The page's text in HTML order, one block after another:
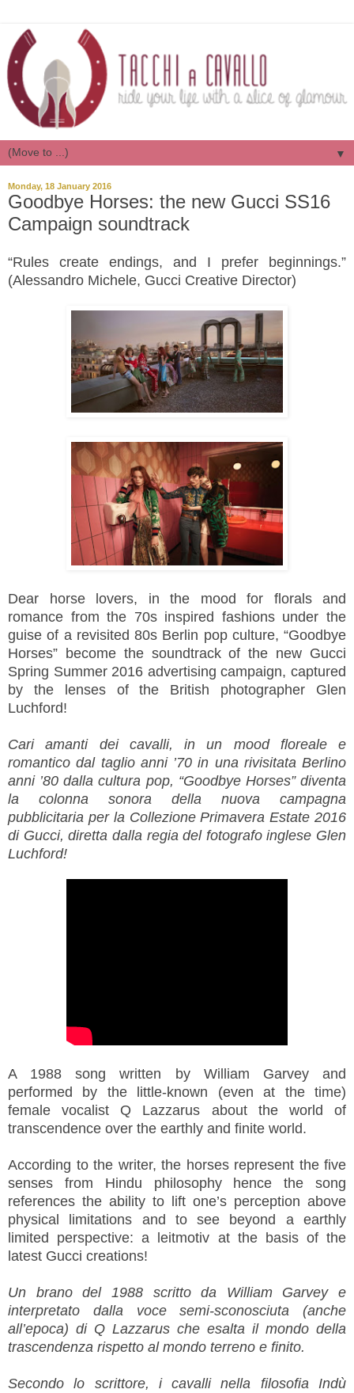
▼
Monday, 18 January 2016
Goodbye Horses: the new Gucci SS16
Campaign soundtrack
“Rules create endings, and I prefer beginnings.”
(Alessandro Michele, Gucci Creative Director)
Dear horse lovers, in the mood for florals and
romance from the 70s inspired fashions under the
guise of a revisited 80s Berlin pop culture, “Goodbye
Horses” become the soundtrack of the new Gucci
Spring Summer 2016 advertising campaign, captured
by the lenses of the British photographer Glen
Luchford!
Cari amanti dei cavalli, in un mood floreale e
romantico dal taglio anni ’70 in una rivisitata Berlino
anni ’80 dalla cultura pop, “Goodbye Horses” diventa
la colonna sonora della nuova campagna
pubblicitaria per la Collezione Primavera Estate 2016
di Gucci, diretta dalla regia del fotografo inglese Glen
Luchford!
A 1988 song written by William Garvey and
performed by the little-known (even at the time)
female vocalist Q Lazzarus about the world of
transcendence over the earthly and finite world.
According to the writer, the horses represent the five
senses from Hindu philosophy hence the song
references the ability to lift one’s perception above
physical limitations and to see beyond a earthly
limited perspective: a leitmotiv at the basis of the
latest Gucci creations!
Un brano del 1988 scritto da William Garvey e
interpretato dalla voce semi-sconosciuta (anche
all’epoca) di Q Lazzarus che esalta il mondo della
trascendenza rispetto al mondo terreno e finito.
Secondo lo scrittore, i cavalli nella filosofia Indù